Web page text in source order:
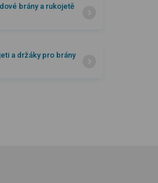
brány a rukojetě
a držáky pro brány